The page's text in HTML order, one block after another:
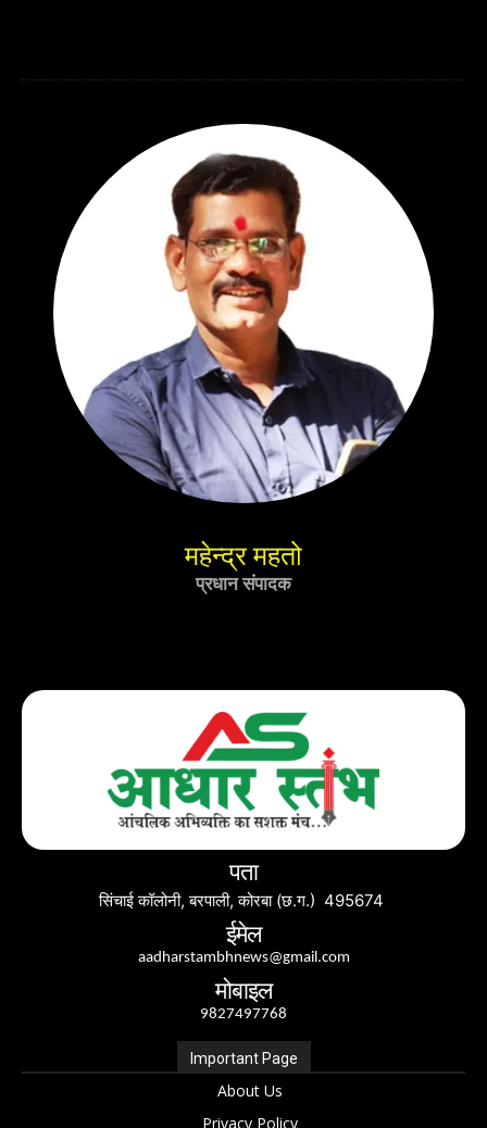
महेन्द्र महतो
प्रधान संपादक
पता
सिंचाई कॉलोनी, बरपाली, कोरबा (छ.ग.) 495674
ईमेल
aadharstambhnews@gmail.com
मोबाइल
9827497768
Important Page
About Us
Privacy Policy